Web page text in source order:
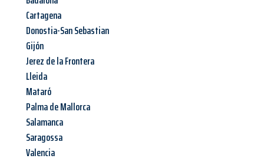
Cartagena
Donostia-San Sebastian
Gijón
Jerez de la Frontera
Lleida
Mataró
Palma de Mallorca
Salamanca
Saragossa
Valencia